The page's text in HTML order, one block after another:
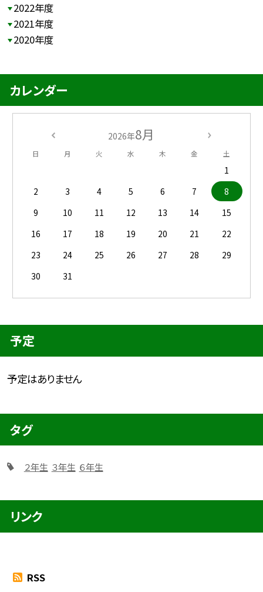
2022年度
2021年度
2020年度
カレンダー
2026年8月
日 月 火 水 木 金 土
1
2
3 4 5 6 7
8
9
10 11 12 13 14
15
16
17 18 19 20 21
22
23
24 25 26 27 28
29
30
31
予定
予定はありません
タグ
２年生 ３年生 ６年生
リンク
RSS